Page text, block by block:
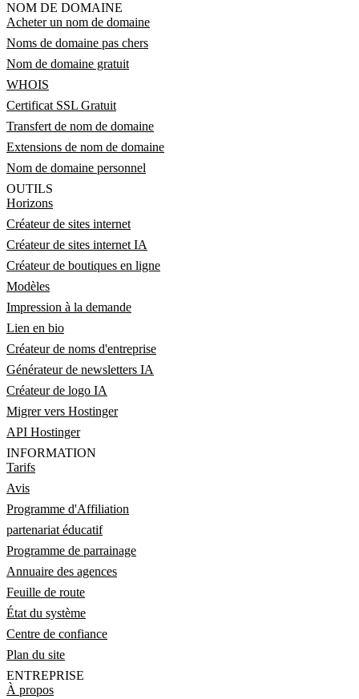
NOM DE DOMAINE
Acheter un nom de domaine
Noms de domaine pas chers
Nom de domaine gratuit
WHOIS
Certificat SSL Gratuit
Transfert de nom de domaine
Extensions de nom de domaine
Nom de domaine personnel
OUTILS
Horizons
Créateur de sites internet
Créateur de sites internet IA
Créateur de boutiques en ligne
Modèles
Impression à la demande
Lien en bio
Créateur de noms d'entreprise
Générateur de newsletters IA
Créateur de logo IA
Migrer vers Hostinger
API Hostinger
INFORMATION
Tarifs
Avis
Programme d'Affiliation
partenariat éducatif
Programme de parrainage
Annuaire des agences
Feuille de route
État du système
Centre de confiance
Plan du site
ENTREPRISE
À propos